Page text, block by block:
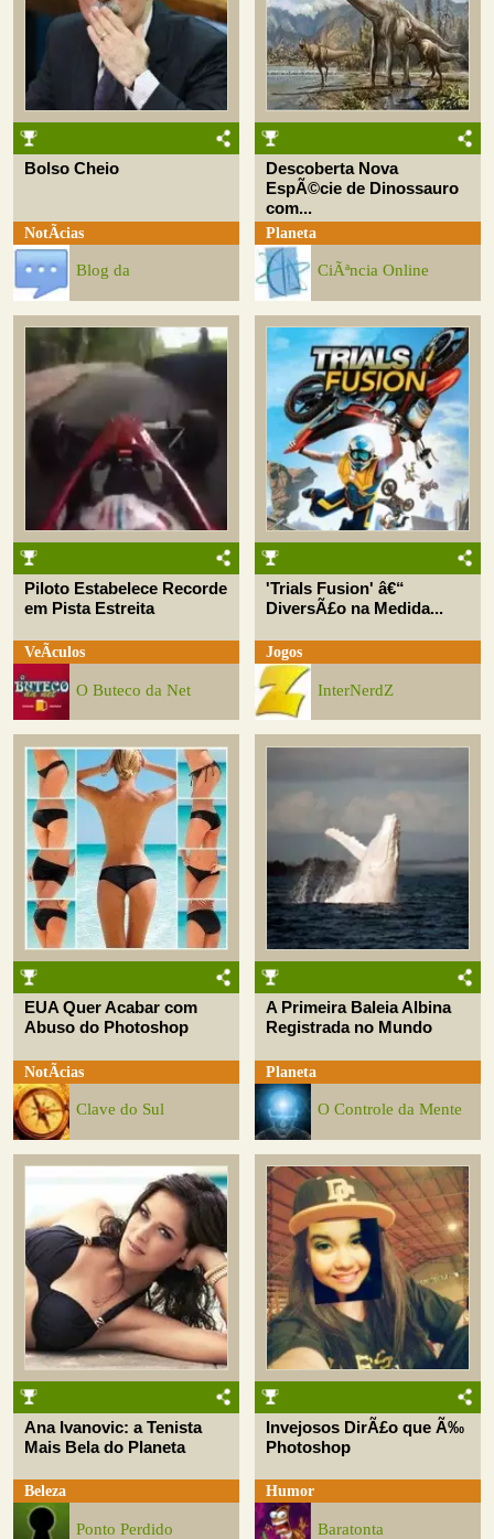
Bolso Cheio
NotÃ­cias
Blog da
Descoberta Nova
EspÃ©cie de Dinossauro
com...
Planeta
CiÃªncia Online
Piloto Estabelece Recorde
em Pista Estreita
VeÃ­culos
O Buteco da Net
'Trials Fusion' â€“
DiversÃ£o na Medida...
Jogos
InterNerdZ
EUA Quer Acabar com
Abuso do Photoshop
NotÃ­cias
Clave do Sul
A Primeira Baleia Albina
Registrada no Mundo
Planeta
O Controle da Mente
Ana Ivanovic: a Tenista
Mais Bela do Planeta
Beleza
Ponto Perdido
Invejosos DirÃ£o que Ã‰
Photoshop
Humor
Baratonta